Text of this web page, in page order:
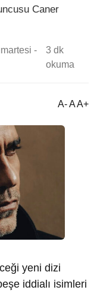
Caner
-
3 dk
okuma
A- A A+
yeni dizi
iddialı isimleri